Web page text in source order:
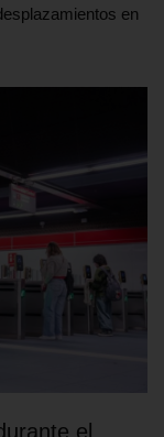
en
el